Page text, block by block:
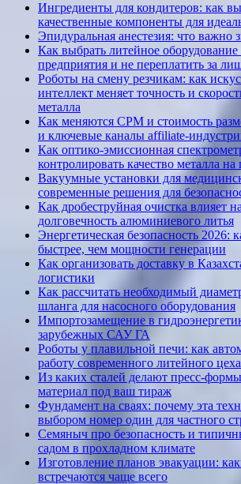
Ингредиенты для кондитеров: как
качественные компоненты для
Эпидуральная анестезия: что важно
Как выбрать литейное оборудование
предприятия и не переплатить за
Роботы на смену резчикам: как
интеллект меняет точность и
металла
Как меняются CPM и стоимость
и ключевые каналы affiliate-
Как оптико-эмиссионная
контролировать качество металла на
Вакуумные установки для
современные решения для
Как дробеструйная очистка влияет
долговечность алюминиевого литья
Энергетическая безопасность 2026:
быстрее, чем мощности генерации
Как организовать доставку в
логистики
Как рассчитать необходимый
шланга для насосного оборудования
Импортозамещение в
зарубежных САУ ГА
Роботы у плавильной печи: как
работу современного литейного цеха
Из каких сталей делают пресс-
материал под ваш тираж
Фундамент на сваях: почему эта
выбором номер один для частного
Семяныч про безопасность и
садом в прохладном климате
Изготовление планов эвакуации:
встречаются чаще всего